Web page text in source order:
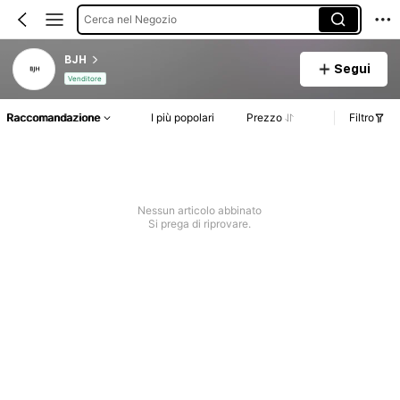
Cerca nel Negozio
BJH
Venditore
Segui
Raccomandazione I più popolari Prezzo Filtro
Nessun articolo abbinato
Si prega di riprovare.